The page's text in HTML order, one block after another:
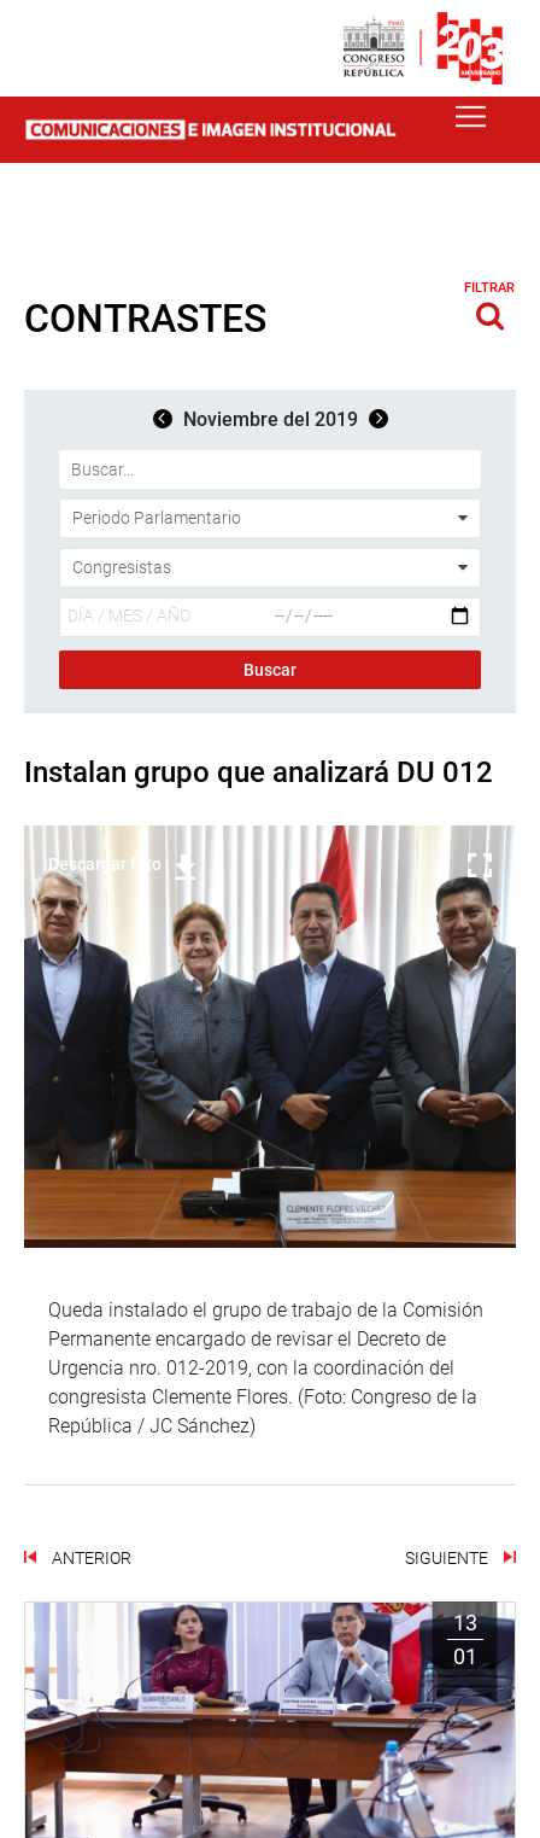
CONTRASTES
FILTRAR
Noviembre del 2019
Instalan grupo que analizará DU 012
Descargar foto
Queda instalado el grupo de trabajo de la Comisión
Permanente encargado de revisar el Decreto de
Urgencia nro. 012-2019, con la coordinación del
congresista Clemente Flores. (Foto: Congreso de la
República / JC Sánchez)
ANTERIOR SIGUIENTE
13
01